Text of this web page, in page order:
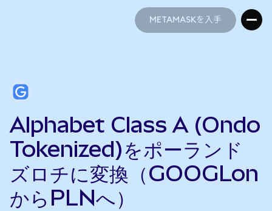
METAMASKを入手
Alphabet Class A (Ondo
Tokenized)をポーランド
ズロチに変換（GOOGLon
からPLNへ）